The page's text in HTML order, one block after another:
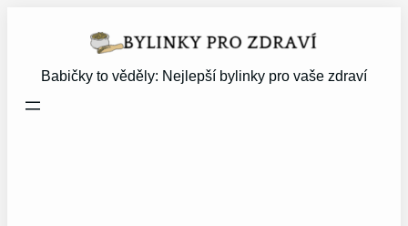
Babičky to věděly: Nejlepší bylinky pro vaše zdraví